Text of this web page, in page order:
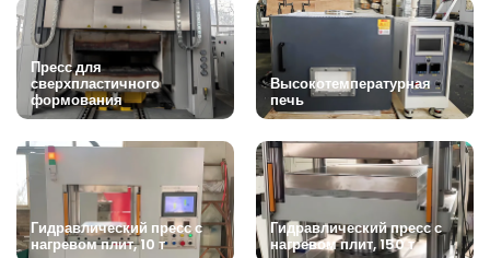
Пресс для
сверхпластичного
формования
Высокотемпературная
печь
Гидравлический пресс с
нагревом плит, 10 т
Гидравлический пресс с
нагревом плит, 150 т